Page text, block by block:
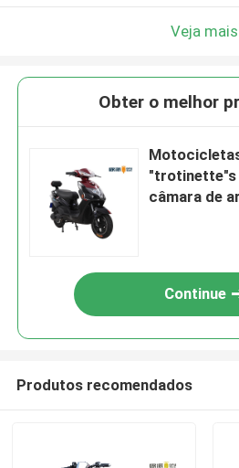
Veja mais
Obter o melhor
"trotinette"s
câmara de
Continue
Produtos recomendados